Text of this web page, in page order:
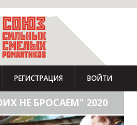
РЕГИСТРАЦИЯ ВОЙТИ
НЕ БРОСАЕМ" 2020